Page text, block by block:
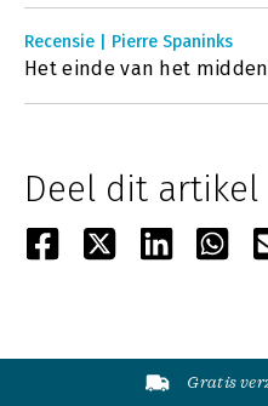
Recensie | Pierre Spaninks
Het einde van het
Deel dit artikel
Gratis